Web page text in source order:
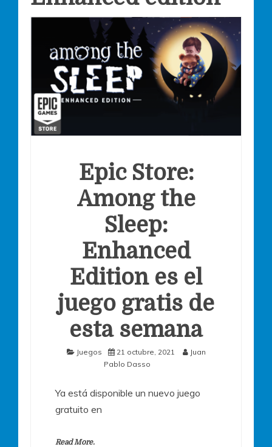
Epic Store:
Among the
Sleep:
Enhanced
Edition es el
juego gratis de
esta semana
Juegos 21 octubre, 2021
Juan
Pablo Dasso
Ya está disponible un nuevo juego
gratuito en
Read More.